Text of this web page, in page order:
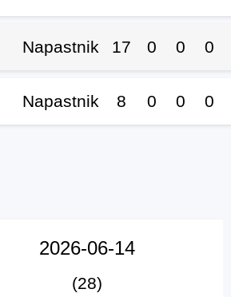
Napastnik 17 0 0 0
Napastnik 8 0 0 0
2026-06-14
(28)